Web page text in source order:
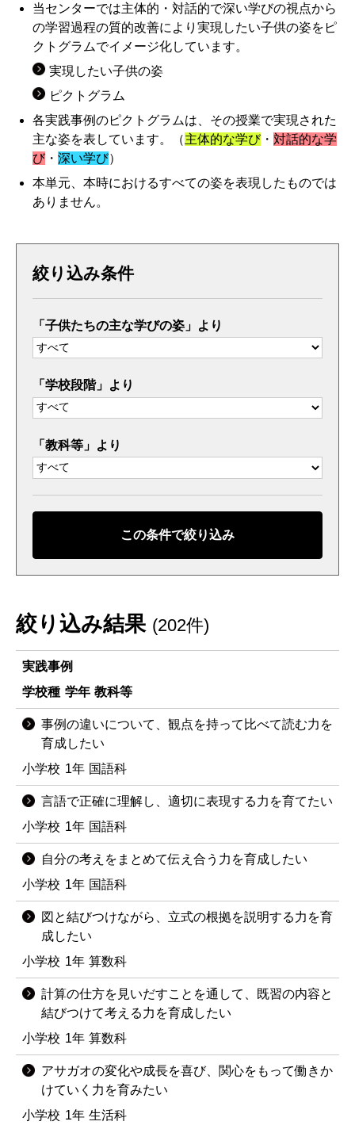
当センターでは主体的・対話的で深い学びの視点から
の学習過程の質的改善により実現したい子供の姿をピ
クトグラムでイメージ化しています。
実現したい子供の姿
ピクトグラム
各実践事例のピクトグラムは、その授業で実現された
主な姿を表しています。（主体的な学び・ 対話的な学
び・ 深い学び）
本単元、本時におけるすべての姿を表現したものでは
ありません。
絞り込み条件
「子供たちの主な学びの姿」より
「学校段階」より
「教科等」より
この条件で絞り込み
絞り込み結果 (202件)
実践事例
学校種 学年 教科等
事例の違いについて、観点を持って比べて読む力を
育成したい
小学校 1年 国語科
言語で正確に理解し、適切に表現する力を育てたい
小学校 1年 国語科
自分の考えをまとめて伝え合う力を育成したい
小学校 1年 国語科
図と結びつけながら、立式の根拠を説明する力を育
成したい
小学校 1年 算数科
計算の仕方を見いだすことを通して、既習の内容と
結びつけて考える力を育成したい
小学校 1年 算数科
アサガオの変化や成長を喜び、関心をもって働きか
けていく力を育みたい
小学校 1年 生活科